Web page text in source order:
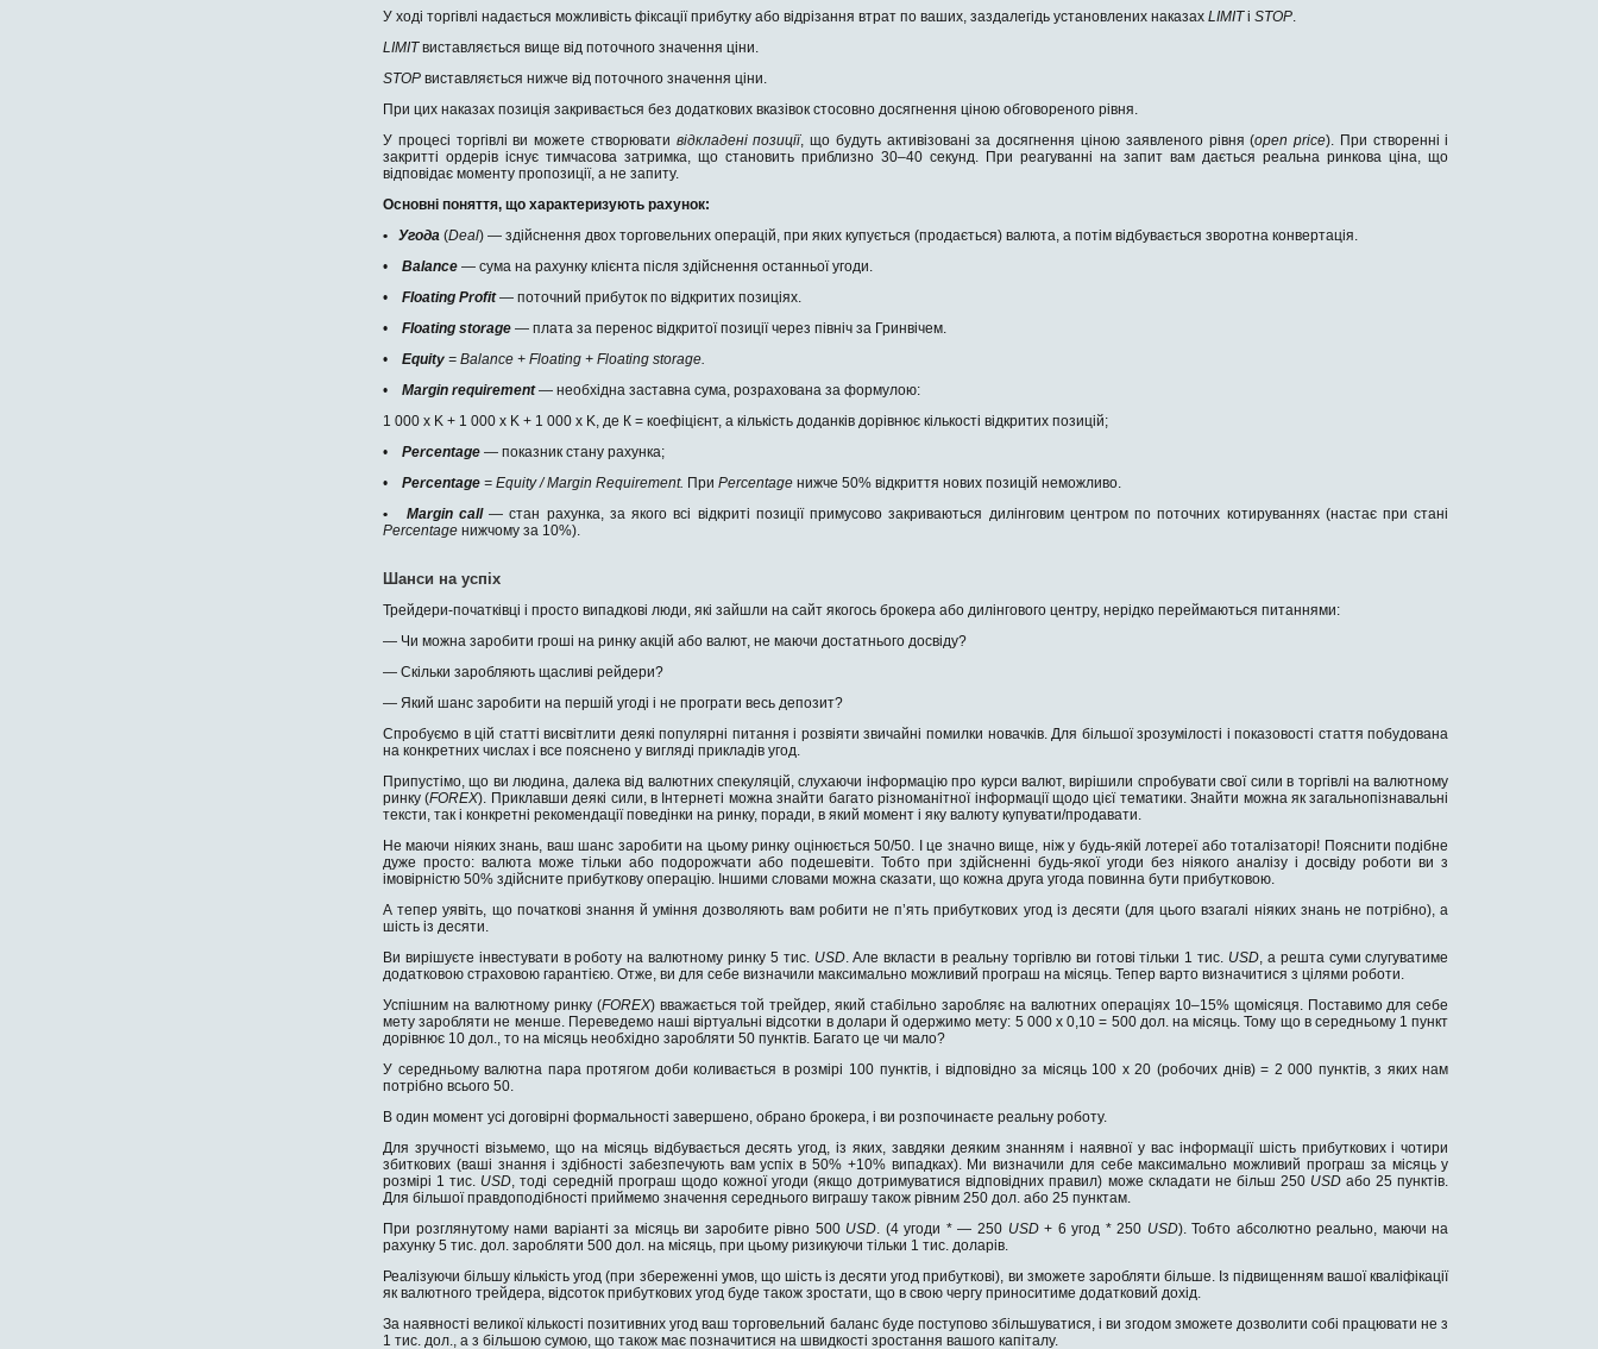
У ході торгівлі надається можливість фіксації прибутку або відрізання втрат по ваших, заздалегідь установлених наказах LIMITі STOP.
LIMITвиставляється вище від поточного значення ціни.
STOP виставляється нижче від поточного значення ціни.
При цих наказах позиція закривається без додаткових вказівок стосовно досягнення ціною обговореного рівня.
У процесі торгівлі ви можете створювати відкладені позиції, що будуть активізовані за досягнення ціною заявленого рівня (open price). При створенні і
закритті ордерів існує тимчасова затримка, що становить приблизно 30–40 секунд. При реагуванні на запит вам дається реальна ринкова ціна, що
відповідає моменту пропозиції, а не запиту.
Основні поняття, що характеризують рахунок:
• Угода (Deal) — здійснення двох торговельних операцій, при яких купується (продається) валюта, а потім відбувається зворотна конвертація.
• Balance — сума на рахунку клієнта після здійснення останньої угоди.
• Floating Profit— поточний прибуток по відкритих позиціях.
• Floating storage — плата за перенос відкритої позиції через північ за Гринвічем.
• Equity = Balance + Floating + Floating storage.
• Margin requirement— необхідна заставна сума, розрахована за формулою:
1 000 х K + 1 000 х K + 1 000 х K, де К = коефіцієнт, а кількість доданків дорівнює кількості відкритих позицій;
• Percentage — показник стану рахунка;
• Percentage = Equity / Margin Requirement. При Percentage нижче 50% відкриття нових позицій неможливо.
• Margin call— стан рахунка, за якого всі відкриті позиції примусово закриваються дилінговим центром по поточних котируваннях (настає при стані
Percentage нижчому за 10%).
Шанси на успіх
Трейдери-початківці і просто випадкові люди, які зайшли на сайт якогось брокера або дилінгового центру, нерідко переймаються питаннями:
— Чи можна заробити гроші на ринку акцій або валют, не маючи достатнього досвіду?
— Скільки заробляють щасливі рейдери?
— Який шанс заробити на першій угоді і не програти весь депозит?
Спробуємо в цій статті висвітлити деякі популярні питання і розвіяти звичайні помилки новачків. Для більшої зрозумілості і показовості стаття побудована
на конкретних числах і все пояснено у вигляді прикладів угод.
Припустімо, що ви людина, далека від валютних спекуляцій, слухаючи інформацію про курси валют, вирішили спробувати свої сили в торгівлі на валютному
ринку (FOREX). Приклавши деякі сили, в Інтернеті можна знайти багато різноманітної інформації щодо цієї тематики. Знайти можна як загальнопізнавальні
тексти, так і конкретні рекомендації поведінки на ринку, поради, в який момент і яку валюту купувати/продавати.
Не маючи ніяких знань, ваш шанс заробити на цьому ринку оцінюється 50/50. І це значно вище, ніж у будь-якій лотереї або тоталізаторі! Пояснити подібне
дуже просто: валюта може тільки або подорожчати або подешевіти. Тобто при здійсненні будь-якої угоди без ніякого аналізу і досвіду роботи ви з
імовірністю 50% здійсните прибуткову операцію. Іншими словами можна сказати, що кожна друга угода повинна бути прибутковою.
А тепер уявіть, що початкові знання й уміння дозволяють вам робити не п’ять прибуткових угод із десяти (для цього взагалі ніяких знань не потрібно), а
шість із десяти.
Ви вирішуєте інвестувати в роботу на валютному ринку 5 тис. USD. Але вкласти в реальну торгівлю ви готові тільки 1 тис. USD, а решта суми слугуватиме
додатковою страховою гарантією. Отже, ви для себе визначили максимально можливий програш на місяць. Тепер варто визначитися з цілями роботи.
Успішним на валютному ринку (FOREX) вважається той трейдер, який стабільно заробляє на валютних операціях 10–15% щомісяця. Поставимо для себе
мету заробляти не менше. Переведемо наші віртуальні відсотки в долари й одержимо мету: 5 000 х 0,10 = 500 дол. на місяць. Тому що в середньому 1 пункт
дорівнює 10 дол., то на місяць необхідно заробляти 50 пунктів. Багато це чи мало?
У середньому валютна пара протягом доби коливається в розмірі 100 пунктів, і відповідно за місяць 100 х 20 (робочих днів) = 2 000 пунктів, з яких нам
потрібно всього 50.
В один момент усі договірні формальності завершено, обрано брокера, і ви розпочинаєте реальну роботу.
Для зручності візьмемо, що на місяць відбувається десять угод, із яких, завдяки деяким знанням і наявної у вас інформації шість прибуткових і чотири
збиткових (ваші знання і здібності забезпечують вам успіх в 50% +10% випадках). Ми визначили для себе максимально можливий програш за місяць у
розмірі 1 тис. USD, тоді середній програш щодо кожної угоди (якщо дотримуватися відповідних правил) може складати не більш 250 USDабо 25 пунктів.
Для більшої правдоподібності приймемо значення середнього виграшу також рівним 250 дол. або 25 пунктам.
При розглянутому нами варіанті за місяць ви заробите рівно 500 USD. (4 угоди * — 250 USD+ 6 угод * 250 USD). Тобто абсолютно реально, маючи на
рахунку 5 тис. дол. заробляти 500 дол. на місяць, при цьому ризикуючи тільки 1 тис. доларів.
Реалізуючи більшу кількість угод (при збереженні умов, що шість із десяти угод прибуткові), ви зможете заробляти більше. Із підвищенням вашої кваліфікації
як валютного трейдера, відсоток прибуткових угод буде також зростати, що в свою чергу приноситиме додатковий дохід.
За наявності великої кількості позитивних угод ваш торговельний баланс буде поступово збільшуватися, і ви згодом зможете дозволити собі працювати не з
1 тис. дол., а з більшою сумою, що також має позначитися на швидкості зростання вашого капіталу.